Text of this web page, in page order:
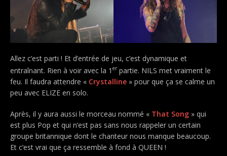
Allez c’est parti ! Et d’entrée de jeu, c’est dynamique et
entraînant. Rien à voir avec la 1 er partie. NILS met vraiment le
feu. Il faudra attendre « Crystalline » pour que ça se calme un
peu avec ELIZE en solo.
Après, il y aura aussi le morceau nommé « That Song » qui
est plus Pop et qui n’est pas sans nous rappeler un certain
groupe britannique dont le chanteur nous manque beaucoup.
Et c’est vrai que ça ressemble à fond à QUEEN !